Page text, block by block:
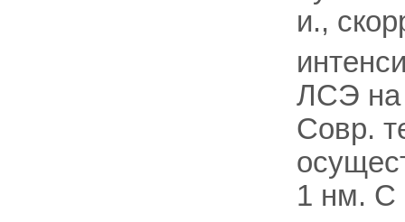
и.,
ЛСЭ на
Совр.
1 нм. С